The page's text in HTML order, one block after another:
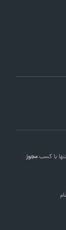
با کسبمجوز